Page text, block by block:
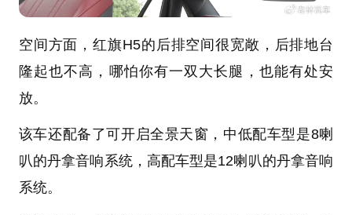
空间方面，红旗H5的后排空间很宽敞，后排地台
隆起也不高，哪怕你有一双大长腿，也能有处安
放。
该车还配备了可开启全景天窗，中低配车型是8喇
叭的丹拿音响系统，高配车型是12喇叭的丹拿音响
系统。